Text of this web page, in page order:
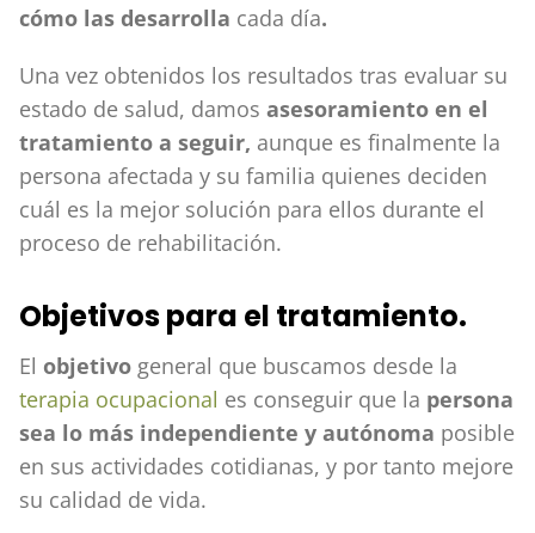
cómo las desarrolla cada día.
Una vez obtenidos los resultados tras evaluar su
estado de salud, damos asesoramiento en el
tratamiento a seguir, aunque es finalmente la
persona afectada y su familia quienes deciden
cuál es la mejor solución para ellos durante el
proceso de rehabilitación.
Objetivos para el tratamiento.
El objetivo general que buscamos desde la
terapia ocupacional es conseguir que la persona
sea lo más independiente y autónoma posible
en sus actividades cotidianas, y por tanto mejore
su calidad de vida.